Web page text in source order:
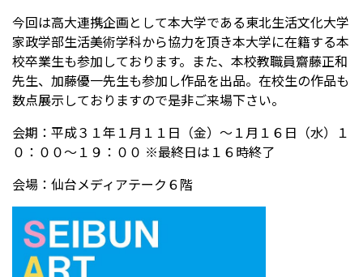
受験生の方へ 中学校の先生方へ
在校生の方へ 保護者の方へ
教員採用情報(PDF) 各種証明書
今回は高大連携企画として本大学である東北生活文化大学
家政学部生活美術学科から協力を頂き本大学に在籍する本
校卒業生も参加しております。また、本校教職員齋藤正和
先生、加藤優一先生も参加し作品を出品。在校生の作品も
数点展示しておりますので是非ご来場下さい。
会期：平成３１年１月１１日（金）〜１月１６日（水）１
０：００〜１９：００ ※最終日は１６時終了
会場：仙台メディアテーク６階